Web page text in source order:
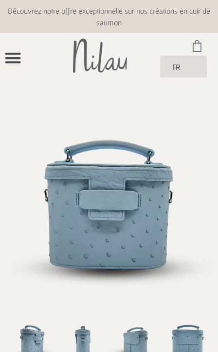
Découvrez notre offre exceptionnelle sur nos créations en cuir de
saumon
FR